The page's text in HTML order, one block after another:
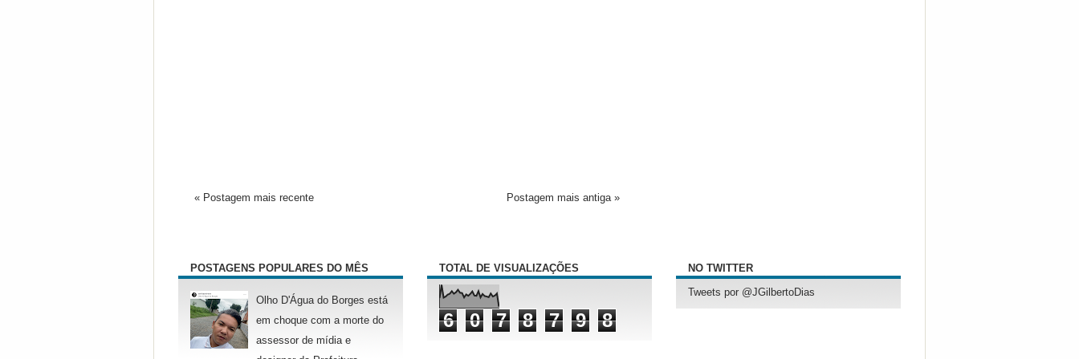
« Postagem mais recente Postagem mais antiga »
POSTAGENS POPULARES DO MÊS
Olho D'Água do Borges está
em choque com a morte do
assessor de mídia e
TOTAL DE VISUALIZAÇÕES
6 0 7 8 7 9 8
NO TWITTER
Tweets por @JGilbertoDias